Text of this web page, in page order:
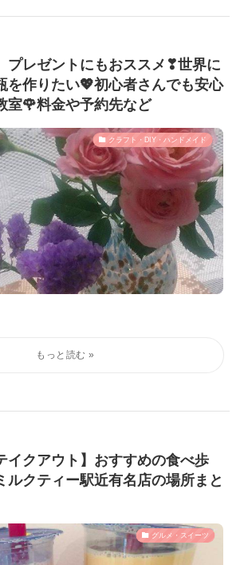
プレゼントにもおススメ❣世界に
を作りたい💖初心者さんでも安心
室🌹料金や予約先など
クラフト・DIY・ハンドメイド
イクアウト】おすすめの食べ歩
ルクティー駅近有名店の場所まと
グルメ・スイーツ